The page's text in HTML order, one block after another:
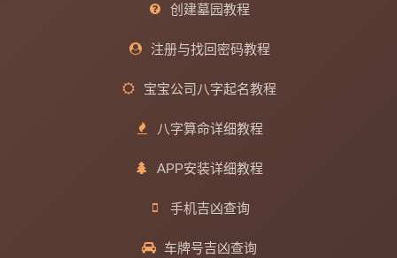
创建墓园教程
注册与找回密码教程
宝宝公司八字起名教程
八字算命详细教程
APP安装详细教程
手机吉凶查询
车牌号吉凶查询